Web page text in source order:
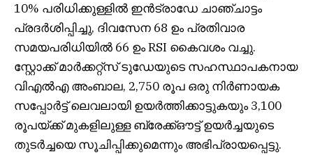
10% പരിധിക്കുള്ളിൽ ഇൻട്രാഡേ ചാഞ്ചാട്ടം
പ്രദർശിപ്പിച്ചു, ദിവസേന 68 ഉം പ്രതിവാര
സമയപരിധിയിൽ 66 ഉം RSI കൈവശം വച്ചു.
സ്റ്റോക്ക് മാർക്കറ്റ്‌സ് ടുഡേയുടെ സഹസ്ഥാപകനായ
വിഎൽഎ അംബാല, 2,750 രൂപ ഒരു നിർണായക
സപ്പോർട്ട് ലെവലായി ഉയർത്തിക്കാട്ടുകയും 3,100
രൂപയ്ക്ക് മുകളിലുള്ള ബ്രേക്ക്ഔട്ട് ഉയർച്ചയുടെ
തുടർച്ചയെ സൂചിപ്പിക്കുമെന്നും അഭിപ്രായപ്പെട്ടു.